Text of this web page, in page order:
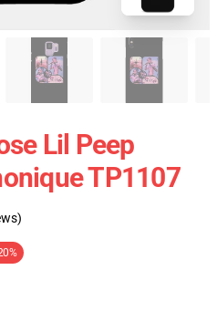
Lil Peep
TP1107